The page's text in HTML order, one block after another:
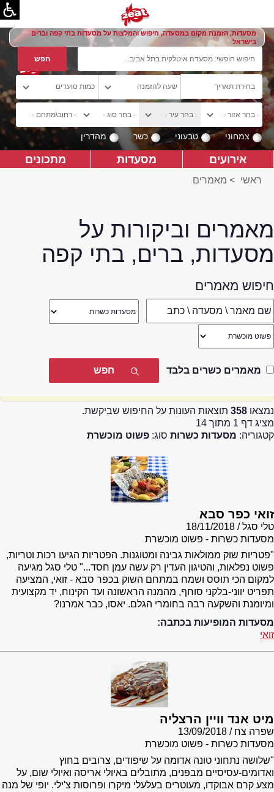
מסעדות, הזמנת מקום במסעדה, חיפוש והמלצות על מסעדות בתי קפה וברים
בישראל
צמחוני טבעוני כשר מהדרין
אירועים מסעדות מתכונים
ראשי > מאמרים
מאמרים וביקורות על
מסעדות, ברים, בתי קפה
חיפוש מאמרים
מאמרים כשרים בלבד
נמצאו 358 תוצאות העונות על החיפוש שביקשת.
מציג דף 1 מתוך 14
קטגוריה: מסעדות כשרות סוג: פשוט מוכשרת
זואי כפר סבא
טלי סגל
18/11/2018
מסעדות כשרות - פשוט מוכשרת
"פטריות שוק ממולאות גבינה ומטוגנות. הפטריות הגיעו רכות וטריות,
פשוט נפלאות, והטיגון העדין רק עשה עמן חסד..." טלי סגל מגיעה
למקום הכי תוסס ושמח במתחם השוק בכפר סבא - זואי, המציעה
תפריט יווני-בלקני סוחף, מהמנה הראשונה ועד הקינוח, יד מקצועית
ומיומנת והשקעה רבה בחומרי הגלם. יאסו, כבר אמרנו?
מסעדות המופיעות בכתבה:
זואי
מיט אנד וויין הרצליה
שפרה צח
13/09/2018
מסעדות כשרות - פשוט מוכשרת
"שלושה נתחוני טונה אדומה על שיפודים, צרובים בחוץ
ואדומים-עסיסיים מבפנים, מתובלים באיולי אריסה ואיולי שום, על
מצע קרם אבוקדו, מעוטרים בעלעלי מיקרו ופרוסות צ'ילי. יופי של מנה